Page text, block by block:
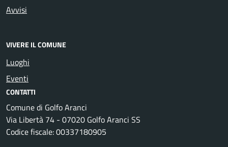
Avvisi
VIVERE IL COMUNE
Luoghi
Eventi
CONTATTI
Comune di Golfo Aranci
Via Libertà 74 - 07020 Golfo Aranci SS
Codice fiscale: 00337180905